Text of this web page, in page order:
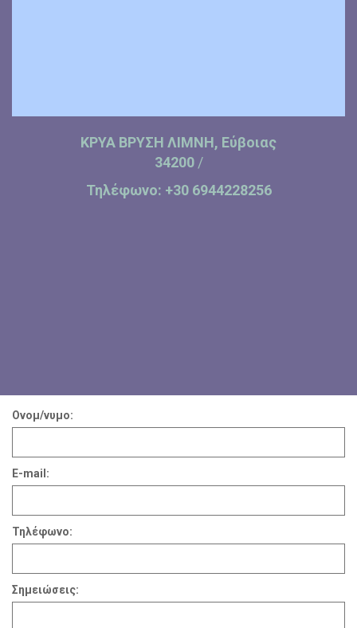
ΚΡΥΑ ΒΡΥΣΗ ΛΙΜΝΗ, Εύβοιας
34200/
Τηλέφωνο: +30 6944228256
Ονομ/νυμο:
E-mail:
Τηλέφωνο:
Σημειώσεις: